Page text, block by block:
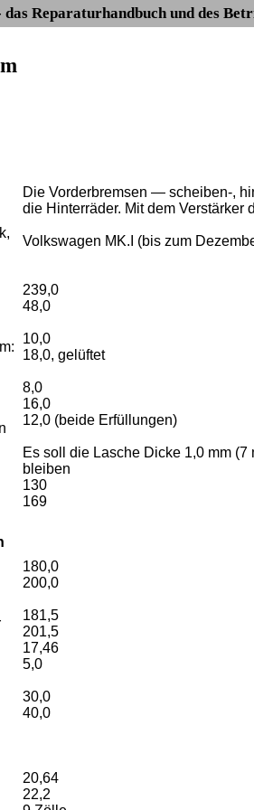
Reparaturhandbuch und des
Die Vorderbremsen — scheiben-,
die Hinterräder. Mit dem Verstärker
Volkswagen MK.I (bis zum
239,0
48,0
10,0
18,0, gelüftet
8,0
16,0
12,0 (beide Erfüllungen)
Es soll die Lasche Dicke 1,0 mm
bleiben
130
169
180,0
200,0
181,5
201,5
17,46
5,0
30,0
40,0
20,64
22,2